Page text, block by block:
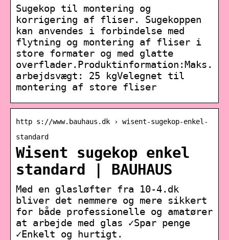
Sugekop til montering og
korrigering af fliser. Sugekoppen
kan anvendes i forbindelse med
flytning og montering af fliser i
store formater og med glatte
overflader.Produktinformation:Maks.
arbejdsvægt: 25 kgVelegnet til
montering af store fliser
http s://www.bauhaus.dk › wisent-sugekop-enkel-
standard
Wisent sugekop enkel
standard | BAUHAUS
Med en glasløfter fra 10-4.dk
bliver det nemmere og mere sikkert
for både professionelle og amatører
at arbejde med glas ✓Spar penge
✓Enkelt og hurtigt.